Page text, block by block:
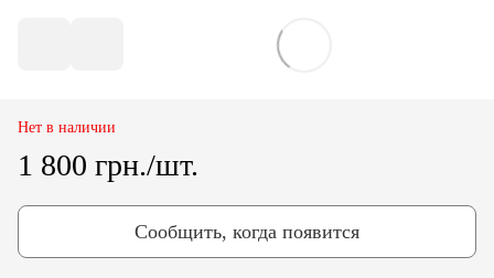
Нет в наличии
1 800 грн./шт.
Сообщить, когда появится